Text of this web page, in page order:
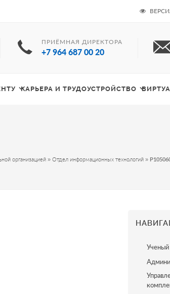
ПРИЁМНАЯ ДИРЕКТОРА
+7 964 687 00 20
КАРЬЕРА И ТРУДОУСТРОЙСТВО
организацией» Отдел информационных технологий»
Ученый